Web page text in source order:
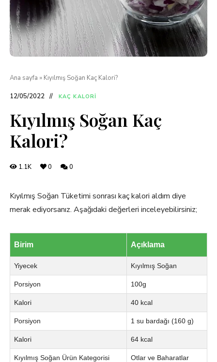
Ana sayfa » Kıyılmış Soğan Kaç Kalori?
12/05/2022 KAÇ KALORI
Kıyılmış Soğan Kaç
Kalori?
1.1K 0 0
Kıyılmış Soğan Tüketimi sonrası kaç kalori aldım diye
merak ediyorsanız. Aşağıdaki değerleri inceleyebilirsiniz;
Birim Açıklama
Yiyecek Kıyılmış Soğan
Porsiyon 100g
Kalori 40 kcal
Porsiyon 1 su bardağı (160 g)
Kalori 64 kcal
Kıyılmış Soğan Ürün Kategorisi Otlar ve Baharatlar